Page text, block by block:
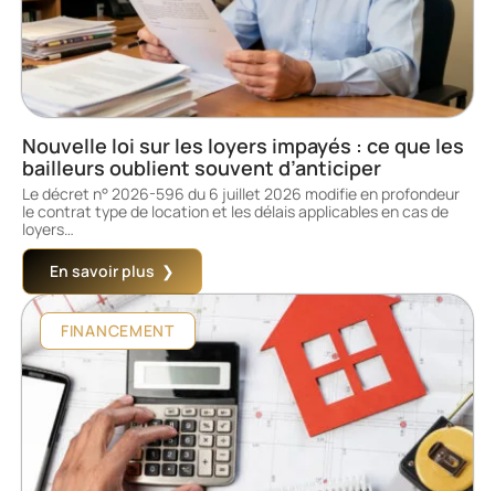
Nouvelle loi sur les loyers impayés : ce que les
bailleurs oublient souvent d’anticiper
Le décret n° 2026-596 du 6 juillet 2026 modifie en profondeur
le contrat type de location et les délais applicables en cas de
loyers…
En savoir plus
FINANCEMENT